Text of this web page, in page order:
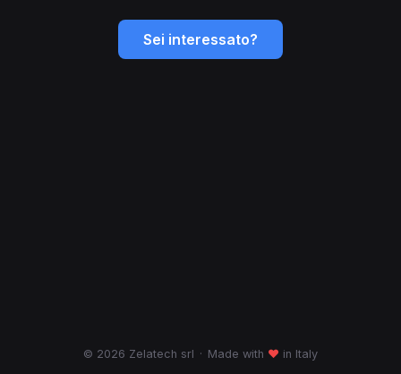
Sei interessato?
© 2026 Zelatech srl · Made with ♥ in Italy